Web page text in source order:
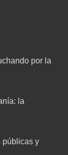
por la
la
públicas y